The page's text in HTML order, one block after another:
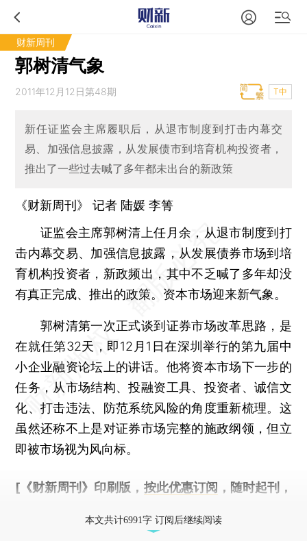
财新周刊
郭树清气象
2011年12月12日第48期 T中
新任证监会主席履职后，从退市制度到打击内幕交
易、加强信息披露，从发展债市到培育机构投资者，
推出了一些过去喊了多年都未出台的新政策
《财新周刊》 记者 陆媛李箐
证监会主席郭树清上任月余，从退市制度到打
击内幕交易、加强信息披露，从发展债券市场到培
育机构投资者，新政频出，其中不乏喊了多年却没
有真正完成、推出的政策。资本市场迎来新气象。
郭树清第一次正式谈到证券市场改革思路，是
在就任第32天，即12月1日在深圳举行的第九届中
小企业融资论坛上的讲话。他将资本市场下一步的
任务，从市场结构、投融资工具、投资者、诚信文
化、打击违法、防范系统风险的角度重新梳理。这
虽然还称不上是对证券市场完整的施政纲领，但立
即被市场视为风向标。
[《财新周刊》印刷版， 按此优惠订阅 ，随时起刊，
本文共计6991字 订阅后继续阅读